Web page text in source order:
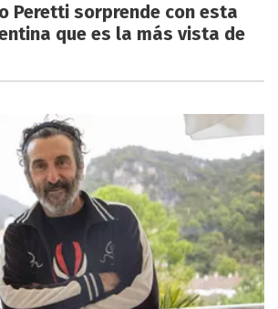
Peretti sorprende con esta
que es la más vista de